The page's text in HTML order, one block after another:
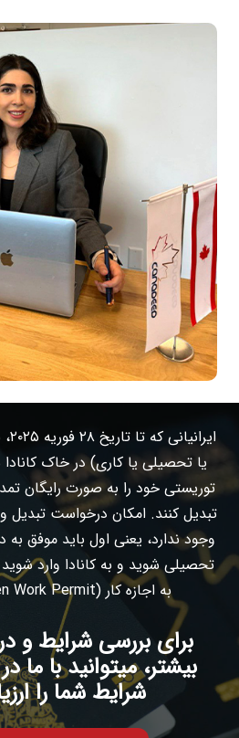
یا تحصیلی یا کاری) در خاک
توریستی خود را به صورت رایگان
تبدیل کنند. امکان درخواست تبدیل
وجود ندارد، یعنی اول باید موفق به
تحصیلی شوید و به کانادا وارد شوید
به اجازه کار (Open Work Permit) تبدیل کنید.
برای بررسی شرایط و
بیشتر، میتوانید با ما
شرایط شما را